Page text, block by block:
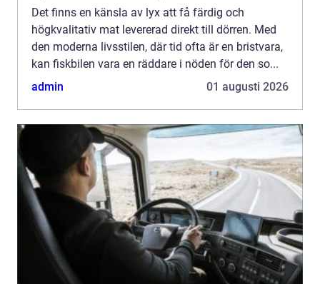
Det finns en känsla av lyx att få färdig och
högkvalitativ mat levererad direkt till dörren. Med
den moderna livsstilen, där tid ofta är en bristvara,
kan fiskbilen vara en räddare i nöden för den so...
admin
01 augusti 2026